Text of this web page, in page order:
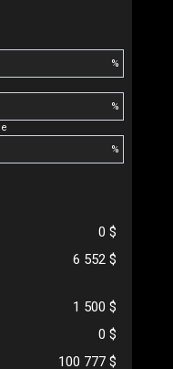
%
%
%
0 $
6 552 $
1 500 $
0 $
100 777 $